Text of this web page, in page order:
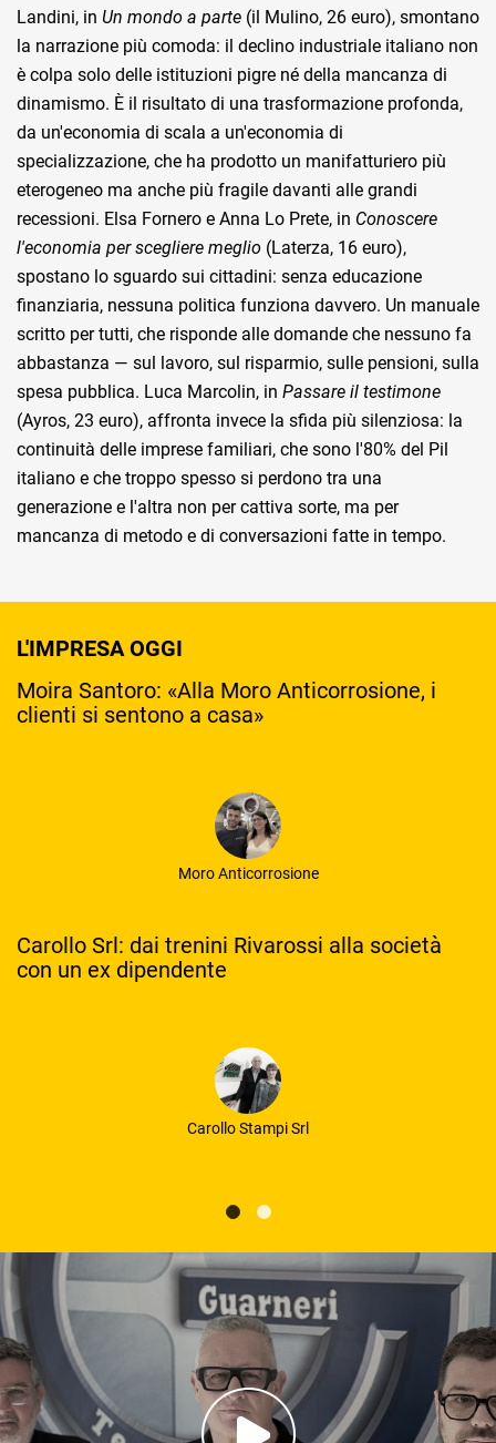
Landini, in Un mondo a parte (il Mulino, 26 euro), smontano
la narrazione più comoda: il declino industriale italiano non
è colpa solo delle istituzioni pigre né della mancanza di
dinamismo. È il risultato di una trasformazione profonda,
da un'economia di scala a un'economia di
specializzazione, che ha prodotto un manifatturiero più
eterogeneo ma anche più fragile davanti alle grandi
recessioni. Elsa Fornero e Anna Lo Prete, in Conoscere
l'economia per scegliere meglio (Laterza, 16 euro),
spostano lo sguardo sui cittadini: senza educazione
finanziaria, nessuna politica funziona davvero. Un manuale
scritto per tutti, che risponde alle domande che nessuno fa
abbastanza — sul lavoro, sul risparmio, sulle pensioni, sulla
spesa pubblica. Luca Marcolin, in Passare il testimone
(Ayros, 23 euro), affronta invece la sfida più silenziosa: la
continuità delle imprese familiari, che sono l'80% del Pil
italiano e che troppo spesso si perdono tra una
generazione e l'altra non per cattiva sorte, ma per
mancanza di metodo e di conversazioni fatte in tempo.
L'IMPRESA OGGI
Moira Santoro: «Alla Moro Anticorrosione, i
clienti si sentono a casa»
Moro Anticorrosione
Carollo Srl: dai trenini Rivarossi alla società
con un ex dipendente
Carollo Stampi Srl